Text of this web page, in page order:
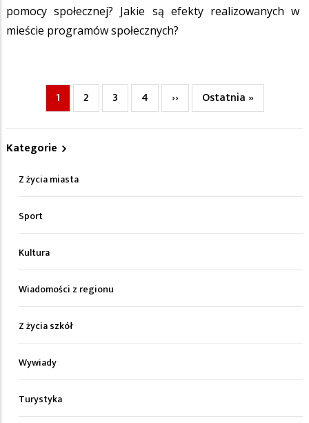
pomocy społecznej? Jakie są efekty realizowanych w
mieście programów społecznych?
Stronicowanie
Bieżąca
strona
1 Page
2 Page
3 Page
4
Następna
strona
››
Ostatnia
strona
Ostatnia »
Kategorie
Z życia miasta
Sport
Kultura
Wiadomości z regionu
Z życia szkół
Wywiady
Turystyka